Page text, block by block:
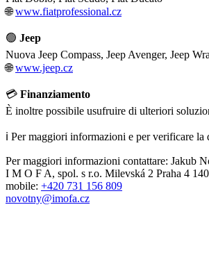
🌐www.fiatprofessional.cz
🟢 Jeep
Nuova Jeep Compass, Jeep Avenger, Jeep
🌐www.jeep.cz
💳 Finanziamento
È inoltre possibile usufruire di ulteriori
ℹ️ Per maggiori informazioni e per verificare
Per maggiori informazioni contattare: Jakub
I M O F A, spol. s r.o. Milevská 2 Praha 4
mobile: +420 731 156 809
novotny@imofa.cz